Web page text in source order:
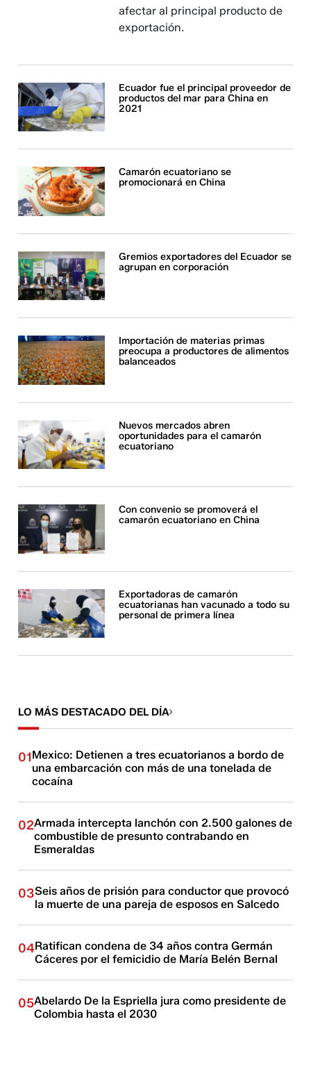
afectar al principal producto de
exportación.
Ecuador fue el principal proveedor de
productos del mar para China en
2021
Camarón ecuatoriano se
promocionará en China
Gremios exportadores del Ecuador se
agrupan en corporación
Importación de materias primas
preocupa a productores de alimentos
balanceados
Nuevos mercados abren
oportunidades para el camarón
ecuatoriano
Con convenio se promoverá el
camarón ecuatoriano en China
Exportadoras de camarón
ecuatorianas han vacunado a todo su
personal de primera línea
LO MÁS DESTACADO DEL DÍA
01Mexico: Detienen a tres ecuatorianos a bordo de
una embarcación con más de una tonelada de
cocaína
02Armada intercepta lanchón con 2.500 galones de
combustible de presunto contrabando en
Esmeraldas
03Seis años de prisión para conductor que provocó
la muerte de una pareja de esposos en Salcedo
04Ratifican condena de 34 años contra Germán
Cáceres por el femicidio de María Belén Bernal
05Abelardo De la Espriella jura como presidente de
Colombia hasta el 2030